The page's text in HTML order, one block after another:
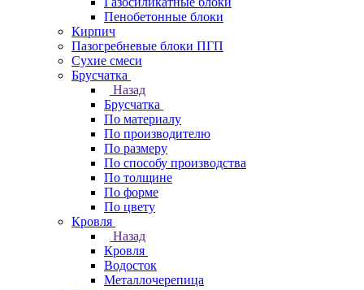
Пенобетонные блоки
Кирпич
Пазогребневые блоки ПГП
Сухие смеси
Брусчатка
Назад
Брусчатка
По материалу
По производителю
По размеру
По способу производства
По толщине
По форме
По цвету
Кровля
Назад
Кровля
Водосток
Металлочерепица